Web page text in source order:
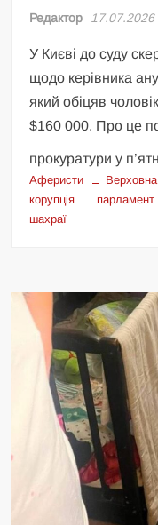
Редактор 17.07.2026
У Києві до суду
щодо керівника
який обіцяв
$160 000. Про це
прокуратури у
Аферисти
корупція
парламент
шахраї